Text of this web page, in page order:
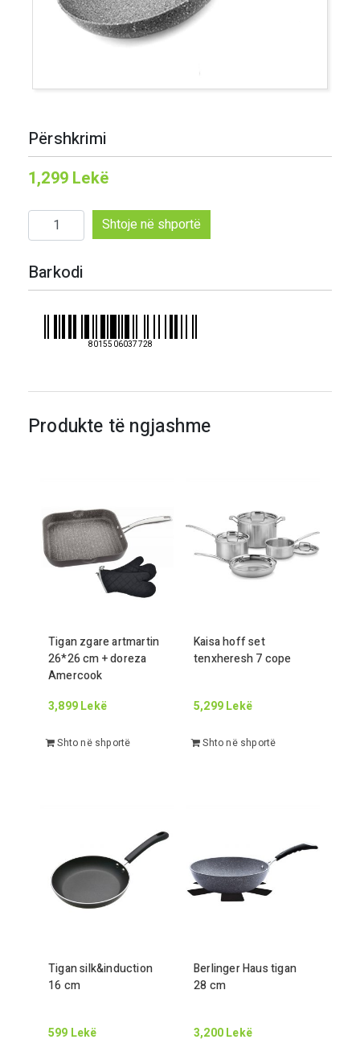
Përshkrimi
1,299 Lekë
Sasi
Tigan
26
cm
Shtoje në shportë
Barkodi
8015506037728
Produkte të ngjashme
Tigan zgare artmartin
26*26cm + doreza
Amercook
3,899Lekë
Shto në shportë
Kaisa hoff set
tenxheresh7cope
5,299Lekë
Shto në shportë
Tigan silk&induction
16 cm
599 Lekë
Berlinger Haus tigan
28 cm
3,200Lekë